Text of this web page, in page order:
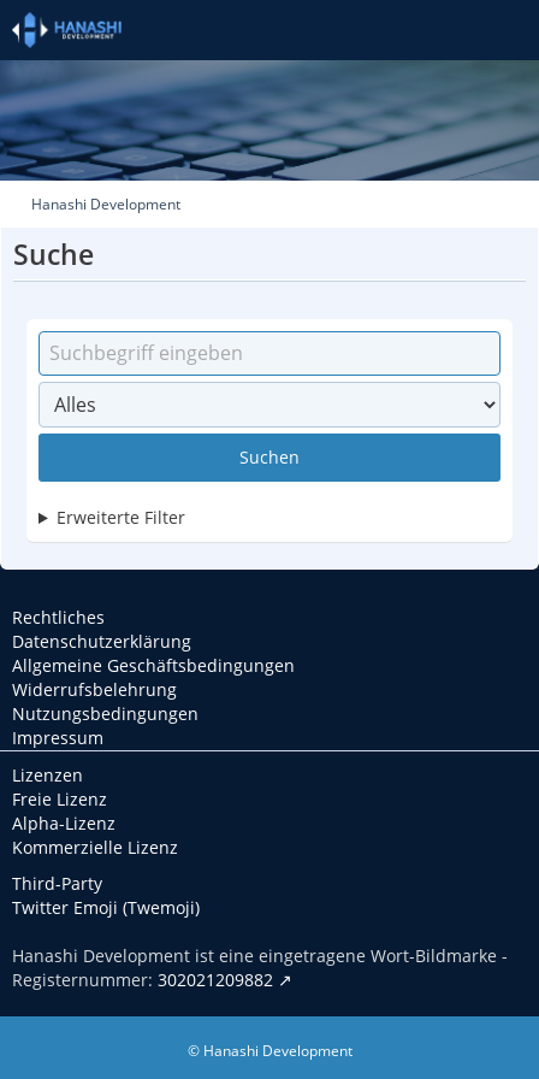
Hanashi Development
Suche
Suchen
Erweiterte Filter
Rechtliches
Datenschutzerklärung
Allgemeine Geschäftsbedingungen
Widerrufsbelehrung
Nutzungsbedingungen
Impressum
Lizenzen
Freie Lizenz
Alpha-Lizenz
Kommerzielle Lizenz
Third-Party
Twitter Emoji (Twemoji)
Hanashi Development ist eine eingetragene Wort-Bildmarke -
Registernummer: 302021209882
© Hanashi Development